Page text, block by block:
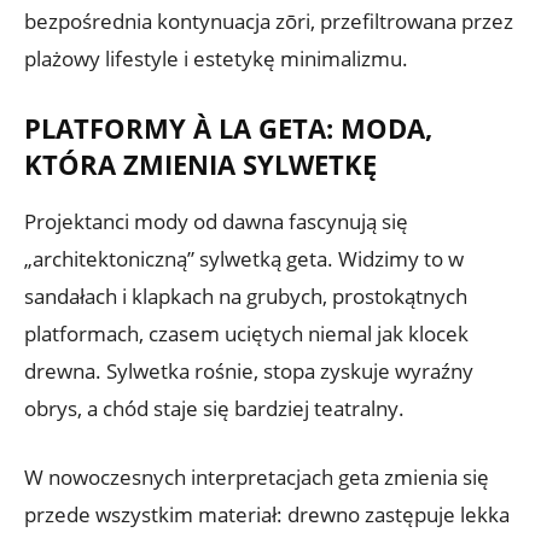
bezpośrednia kontynuacja zōri, przefiltrowana przez
plażowy lifestyle i estetykę minimalizmu.
PLATFORMY À LA GETA: MODA,
KTÓRA ZMIENIA SYLWETKĘ
Projektanci mody od dawna fascynują się
„architektoniczną” sylwetką geta. Widzimy to w
sandałach i klapkach na grubych, prostokątnych
platformach, czasem uciętych niemal jak klocek
drewna. Sylwetka rośnie, stopa zyskuje wyraźny
obrys, a chód staje się bardziej teatralny.
W nowoczesnych interpretacjach geta zmienia się
przede wszystkim materiał: drewno zastępuje lekka